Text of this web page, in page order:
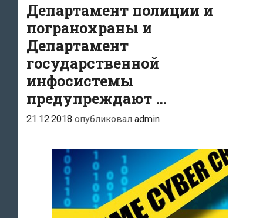
Департамент полиции и
погранохраны и
Департамент
государственной
инфосистемы
предупреждают …
21.12.2018 опубликовал admin